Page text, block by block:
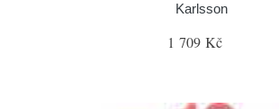
Karlsson
1 709 Kč